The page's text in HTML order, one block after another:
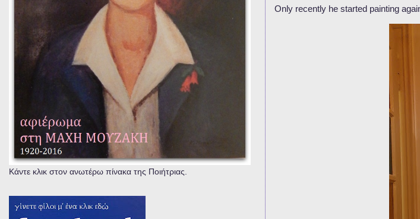
Only recently he started painting
Κάντε κλικ στον ανωτέρω πίνακα της Ποιήτριας.